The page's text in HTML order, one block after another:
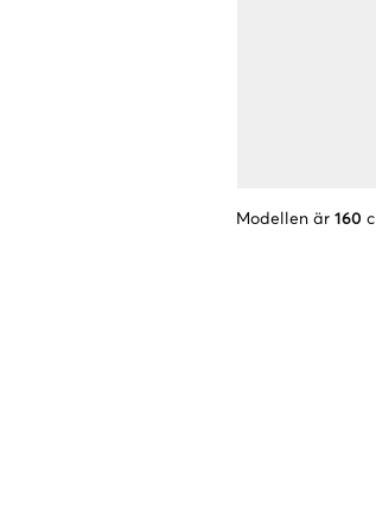
Modellen är 160